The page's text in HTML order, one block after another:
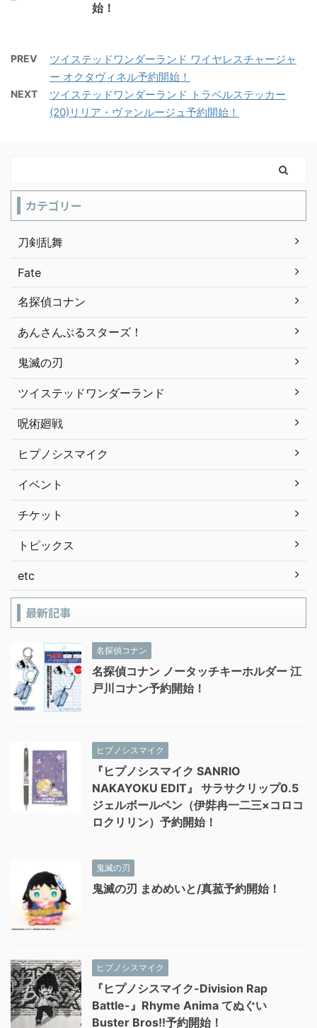
始！
PREV
ツイステッドワンダーランド ワイヤレスチャージャ
ー オクタヴィネル予約開始！
NEXT
ツイステッドワンダーランド トラベルステッカー
(20)リリア・ヴァンルージュ予約開始！
カテゴリー
刀剣乱舞
Fate
名探偵コナン
あんさんぶるスターズ！
鬼滅の刃
ツイステッドワンダーランド
呪術廻戦
ヒプノシスマイク
イベント
チケット
トピックス
etc
最新記事
名探偵コナン
名探偵コナン ノータッチキーホルダー 江
戸川コナン予約開始！
ヒプノシスマイク
『ヒプノシスマイク SANRIO
NAKAYOKU EDIT』 サラサクリップ0.5
ジェルボールペン（伊弉冉一二三×コロコ
ロクリリン）予約開始！
鬼滅の刃
鬼滅の刃 まめめいと/真菰予約開始！
ヒプノシスマイク
『ヒプノシスマイク-Division Rap
Battle-』Rhyme Anima てぬぐい
Buster Bros!!予約開始！